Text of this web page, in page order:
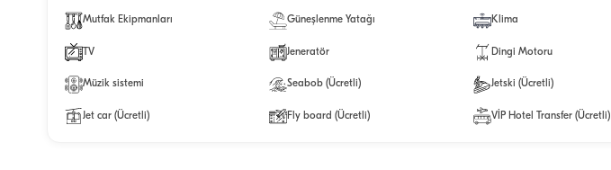
Mutfak Ekipmanları Güneşlenme Yatağı Klima
TV Jeneratör Dingi Motoru
Müzik sistemi Seabob (Ücretli) Jetski (Ücretli)
Jet car (Ücretli) Fly board (Ücretli) VİP Hotel Transfer (Ücretli)